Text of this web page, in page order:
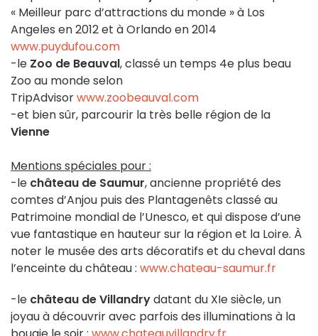
« Meilleur parc d’attractions du monde » à Los
Angeles en 2012 et à Orlando en 2014
www.puydufou.com
-le Zoo de Beauval, classé un temps 4e plus beau
Zoo au monde selon
TripAdvisorwww.zoobeauval.com
-et bien sûr, parcourir la très belle région de la
Vienne
Mentions spéciales pour :
-le château de Saumur, ancienne propriété des
comtes d’Anjou puis des Plantagenêts classé au
Patrimoine mondial de l’Unesco, et qui dispose d’une
vue fantastique en hauteur sur la région et la Loire. À
noter le musée des arts décoratifs et du cheval dans
l’enceinte du château : www.chateau-saumur.fr
-le château de Villandrydatant du XIe siècle, un
joyau à découvrir avec parfois des illuminations à la